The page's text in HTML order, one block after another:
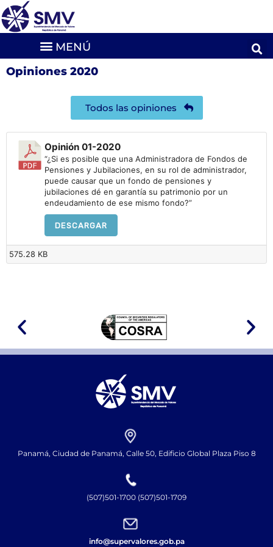
Opiniones 2020
Todos las opiniones
Opinión 01-2020
“¿Si es posible que una Administradora de Fondos de
Pensiones y Jubilaciones, en su rol de administrador,
puede causar que un fondo de pensiones y
jubilaciones dé en garantía su patrimonio por un
endeudamiento de ese mismo fondo?”
DESCARGAR
575.28 KB
Panamá, Ciudad de Panamá, Calle 50, Edificio Global Plaza Piso 8
(507)501-1700 (507)501-1709
info@supervalores.gob.pa